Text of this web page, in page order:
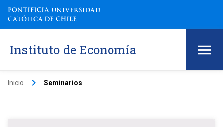
Instituto de Economía
Inicio keyboard_arrow_right Seminarios